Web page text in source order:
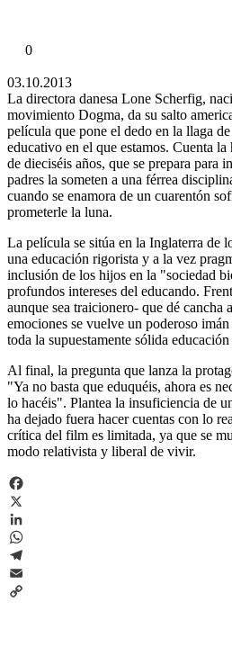
0
03.10.2013
La directora danesa Lone Scherfig,
movimiento Dogma, da su salto
película que pone el dedo en la llaga
educativo en el que estamos. Cuenta
de dieciséis años, que se prepara para
padres la someten a una férrea
cuando se enamora de un cuarentón
prometerle la luna.
La película se sitúa en la Inglaterra de
una educación rigorista y a la vez
inclusión de los hijos en la "sociedad
profundos intereses del educando.
aunque sea traicionero- que dé cancha
emociones se vuelve un poderoso
toda la supuestamente sólida
Al final, la pregunta que lanza la
"Ya no basta que eduquéis, ahora es
lo hacéis". Plantea la insuficiencia de
ha dejado fuera hacer cuentas con lo
crítica del film es limitada, ya que se
modo relativista y liberal de vivir.
Facebook
X
LinkedIn
WhatsApp
Telegram
Email